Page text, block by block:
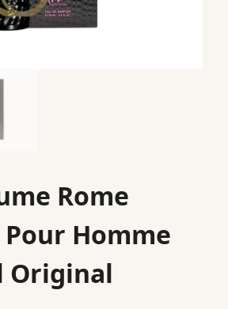
Rome
Homme
Original